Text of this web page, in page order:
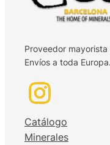
Proveedor
Envíos a toda Europa.
Catálogo
Minerales